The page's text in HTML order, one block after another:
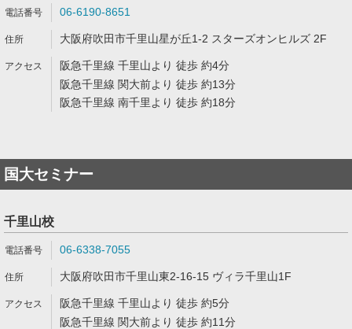
06-6190-8651
大阪府吹田市千里山星が丘1-2 スターズオンヒルズ 2F
阪急千里線 千里山より 徒歩 約4分
阪急千里線 関大前より 徒歩 約13分
阪急千里線 南千里より 徒歩 約18分
国大セミナー
千里山校
06-6338-7055
大阪府吹田市千里山東2-16-15 ヴィラ千里山1F
阪急千里線 千里山より 徒歩 約5分
阪急千里線 関大前より 徒歩 約11分